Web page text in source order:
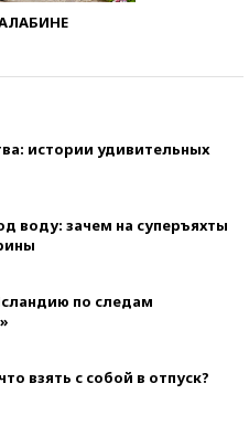
истории удивительных
воду: зачем на суперъяхты
по следам
взять с собой в отпуск?